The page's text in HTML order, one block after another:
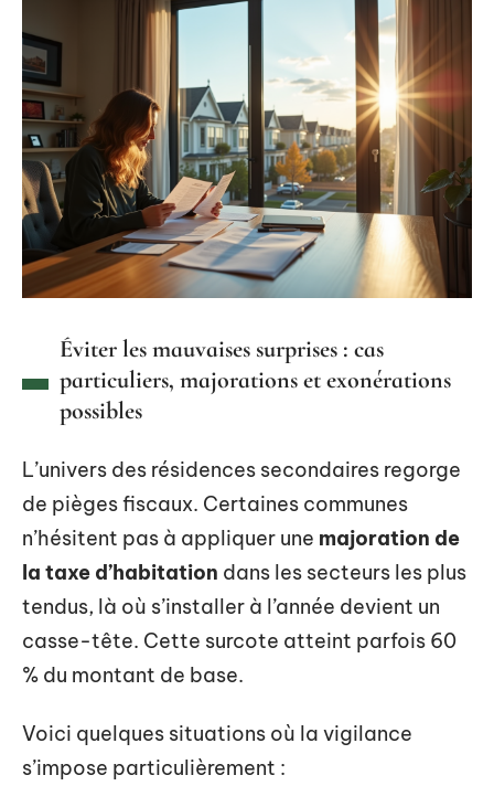
Éviter les mauvaises surprises : cas
particuliers, majorations et exonérations
possibles
L’univers des résidences secondaires regorge
de pièges fiscaux. Certaines communes
n’hésitent pas à appliquer une majoration de
la taxe d’habitation dans les secteurs les plus
tendus, là où s’installer à l’année devient un
casse-tête. Cette surcote atteint parfois 60
% du montant de base.
Voici quelques situations où la vigilance
s’impose particulièrement :